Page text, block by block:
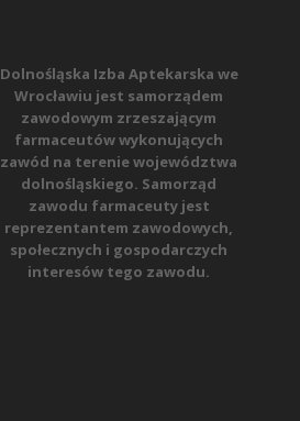
Dolnośląska Izba Aptekarska we
Wrocławiu jest samorządem
zawodowym zrzeszającym
farmaceutów wykonujących
zawód na terenie województwa
dolnośląskiego. Samorząd
zawodu farmaceuty jest
reprezentantem zawodowych,
społecznych i gospodarczych
interesów tego zawodu.